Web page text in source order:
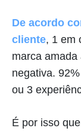
De acordo
cliente, 1 em
marca
negativa.
ou 3
É por isso